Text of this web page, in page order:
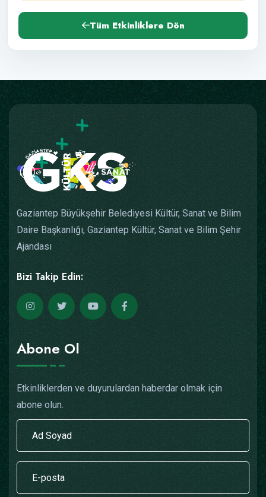
Tüm Etkinliklere Dön
Gaziantep Büyükşehir Belediyesi Kültür, Sanat ve Bilim
Daire Başkanlığı, Gaziantep Kültür, Sanat ve Bilim Şehir
Ajandası
Bizi Takip Edin:
Abone Ol
Etkinliklerden ve duyurulardan haberdar olmak için
abone olun.